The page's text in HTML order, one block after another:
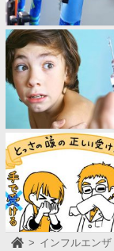
インフルエンザ